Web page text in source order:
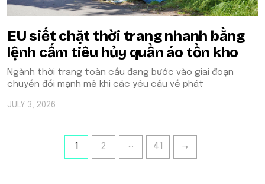
EU siết chặt thời trang nhanh bằng
lệnh cấm tiêu hủy quần áo tồn kho
Ngành thời trang toàn cầu đang bước vào giai đoạn
chuyển đổi mạnh mẽ khi các yêu cầu về phát
JULY 3, 2026
1 2 … 41